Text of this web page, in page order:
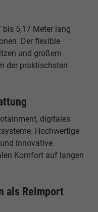
5,17 Meter lang
Der flexible
und großem
der praktischsten
digitales
Hochwertige
innovative
Komfort auf langen
als Reimport